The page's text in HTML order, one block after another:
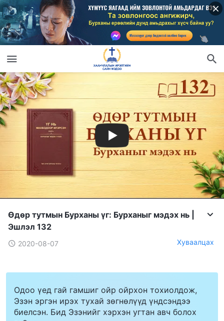
Өдөр тутмын Бурханы үг: Бурханыг мэдэх нь |
Эшлэл 132
2020-08-07 Хуваалцах
Одоо үед гай гамшиг ойр ойрхон тохиолдож,
Эзэн эргэн ирэх тухай зөгнөлүүд үндсэндээ
биелсэн. Бид Эзэнийг хэрхэн угтан авч болох